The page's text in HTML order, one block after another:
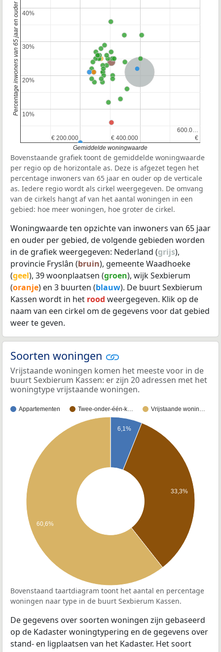
Nederland
€ 200.000
€ 200.000 € 400.000
€ 400.000 €
€
600.0…
600.0…
10%
10%
20%
20%
30%
30%
40%
40%
Gemiddelde woningwaarde
Percentage inwoners van 65 jaar en ouder
Bovenstaande grafiek toont de gemiddelde woningwaarde
per regio op de horizontale as. Deze is afgezet tegen het
percentage inwoners van 65 jaar en ouder op de verticale
as. Iedere regio wordt als cirkel weergegeven. De omvang
van de cirkels hangt af van het aantal woningen in een
gebied: hoe meer woningen, hoe groter de cirkel.
Woningwaarde ten opzichte van inwoners van 65 jaar
en ouder per gebied, de volgende gebieden worden
in de grafiek weergegeven: Nederland (grijs),
provincie Fryslân (bruin), gemeente Waadhoeke
(geel), 39 woonplaatsen (groen), wijk Sexbierum
(oranje) en 3 buurten (blauw). De buurt Sexbierum
Kassen wordt in het rood weergegeven. Klik op de
naam van een cirkel om de gegevens voor dat gebied
weer te geven.
Soorten woningen
Vrijstaande woningen komen het meeste voor in de
buurt Sexbierum Kassen: er zijn 20 adressen met het
woningtype vrijstaande woningen.
Appartementen Twee-onder-één-k… Vrijstaande wonin…
6,1%
33,3%
60,6%
Bovenstaand taartdiagram toont het aantal en percentage
woningen naar type in de buurt Sexbierum Kassen.
De gegevens over soorten woningen zijn gebaseerd
op de Kadaster woningtypering en de gegevens over
stand- en ligplaatsen van het Kadaster. Het soort